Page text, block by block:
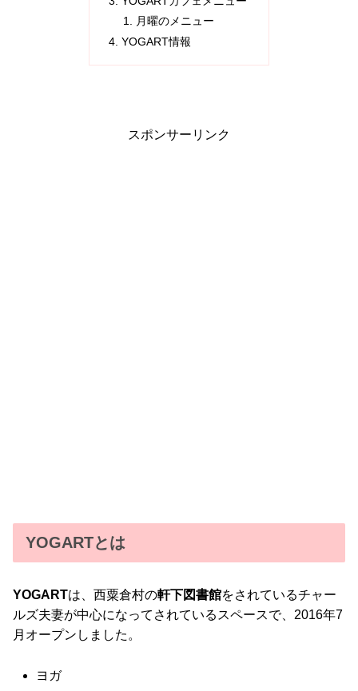
月曜のメニュー
YOGART情報
スポンサーリンク
YOGARTとは
YOGARTは、西粟倉村の軒下図書館をされているチャー
ルズ夫妻が中心になってされているスペースで、2016年7
月オープンしました。
ヨガ